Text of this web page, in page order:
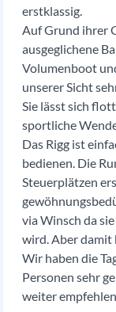
erstklassig.
Auf Grund ihrer
ausgeglichene
Volumenboot
unserer Sicht
Sie lässt sich
sportliche
Das Rigg ist
bedienen. Die
Steuerplätzen
via Winsch da
wird. Aber damit
Wir haben die
Personen sehr
weiter empfehlen.